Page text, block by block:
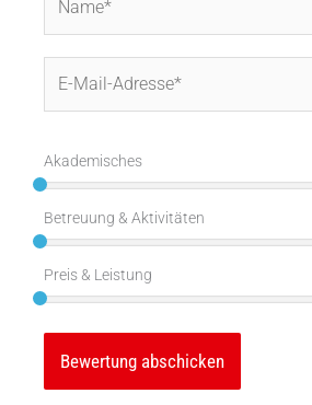
Mail-
Akademisches
Betreuung & Aktivitäten
Preis & Leistung